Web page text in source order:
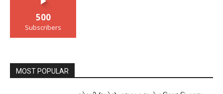
500
Subscribers
MOST POPULAR